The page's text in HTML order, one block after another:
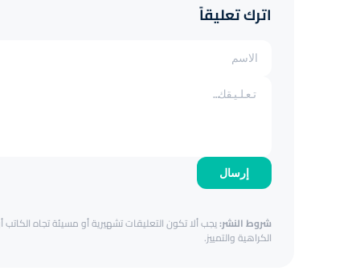
اترك تعليقاً
إرسال
شروط النشر:يجب ألا تكون التعليقات تشهيرية أو مسيئة تجاه
الكراهية والتمييز.